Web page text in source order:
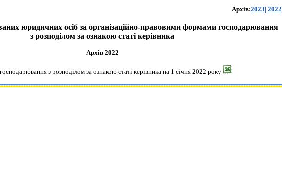
Архів:2023| 2022
юридичних осіб за організаційно-правовими формами господарювання
з розподілом за ознакою статі керівника
Архів 2022
з розподілом за ознакою статі керівника на 1 січня 2022 року